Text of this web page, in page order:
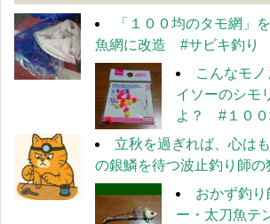
「１００均のタモ網」
魚網に改造 #サビキ釣り
こんなモ
イソーのシモ
よ？ #１００
立秋を過ぎれば、心は
の銀鱗を待つ波止釣り師の
おかず釣
ー・太刀魚